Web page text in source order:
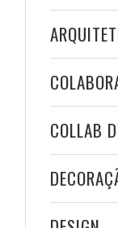
COLLAB